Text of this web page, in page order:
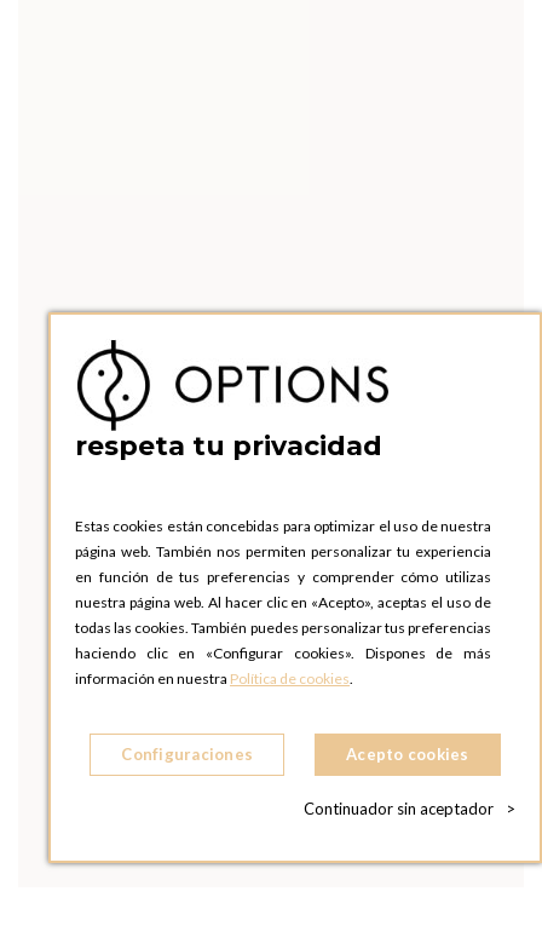
respeta tu privacidad
Estas cookies están concebidas para optimizar el uso de nuestra
página web. También nos permiten personalizar tu experiencia
en función de tus preferencias y comprender cómo utilizas
nuestra página web. Al hacer clic en «Acepto», aceptas el uso de
todas las cookies. También puedes personalizar tus preferencias
haciendo clic en «Configurar cookies». Dispones de más
información en nuestra Política de cookies.
Configuraciones Acepto cookies
Continuador sin aceptador >